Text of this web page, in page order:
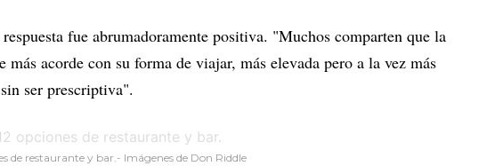
fue abrumadoramente positiva. "Muchos comparten que la
más acorde con su forma de viajar, más elevada pero a la vez más
ser prescriptiva".
de restaurante y bar.- Imágenes de Don Riddle